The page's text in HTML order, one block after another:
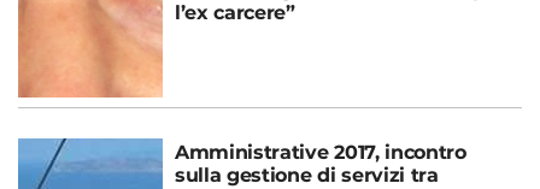
l’ex carcere”
Amministrative 2017, incontro
sulla gestione di servizi tra